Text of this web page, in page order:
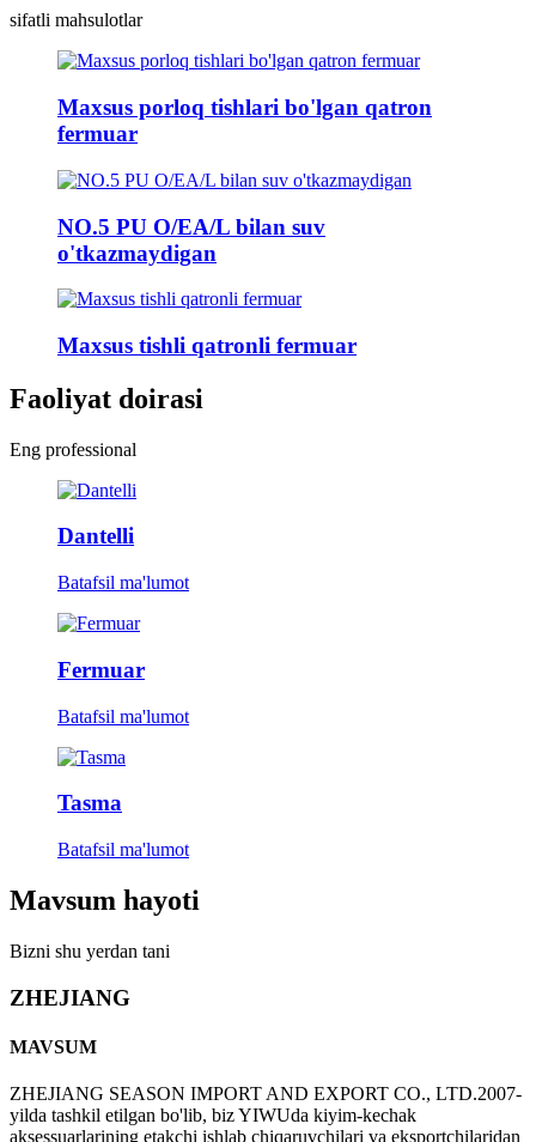
sifatli mahsulotlar
Maxsus porloq tishlari bo'lgan qatron
fermuar
NO.5 PU O/EA/L bilan suv
o'tkazmaydigan
Maxsus tishli qatronli fermuar
Faoliyat doirasi
Eng professional
Dantelli
Batafsil ma'lumot
Fermuar
Batafsil ma'lumot
Tasma
Batafsil ma'lumot
Mavsum hayoti
Bizni shu yerdan tani
ZHEJIANG
MAVSUM
ZHEJIANG SEASON IMPORT AND EXPORT CO., LTD.2007-
yilda tashkil etilgan bo'lib, biz YIWUda kiyim-kechak
aksessuarlarining etakchi ishlab chiqaruvchilari va eksportchilaridan